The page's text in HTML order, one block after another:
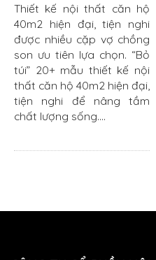
Thiết kế nội thất căn hộ
40m2 hiện đại, tiện nghi
được nhiều cặp vợ chồng
son ưu tiên lựa chọn. “Bỏ
túi” 20+ mẫu thiết kế nội
thất căn hộ 40m2 hiện đại,
tiện nghi để nâng tầm
chất lượng sống....